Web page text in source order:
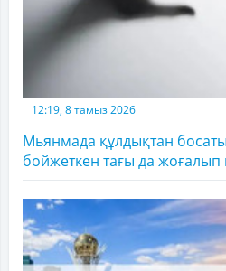
12:19, 8 тамыз 2026
Мьянмада құлдықтан
бойжеткен тағы да жоғалып